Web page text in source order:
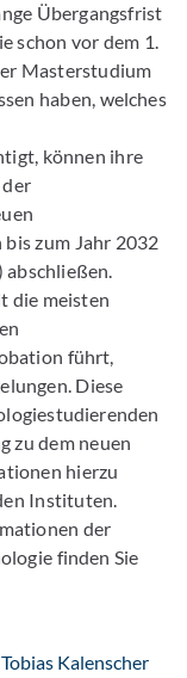
Übergangsfrist
schon vor dem 1.
Masterstudium
haben, welches
können ihre
zum Jahr 2032
abschließen.
die meisten
führt,
Diese
zu dem neuen
hierzu
Instituten.
der
finden Sie
Kalenscher: